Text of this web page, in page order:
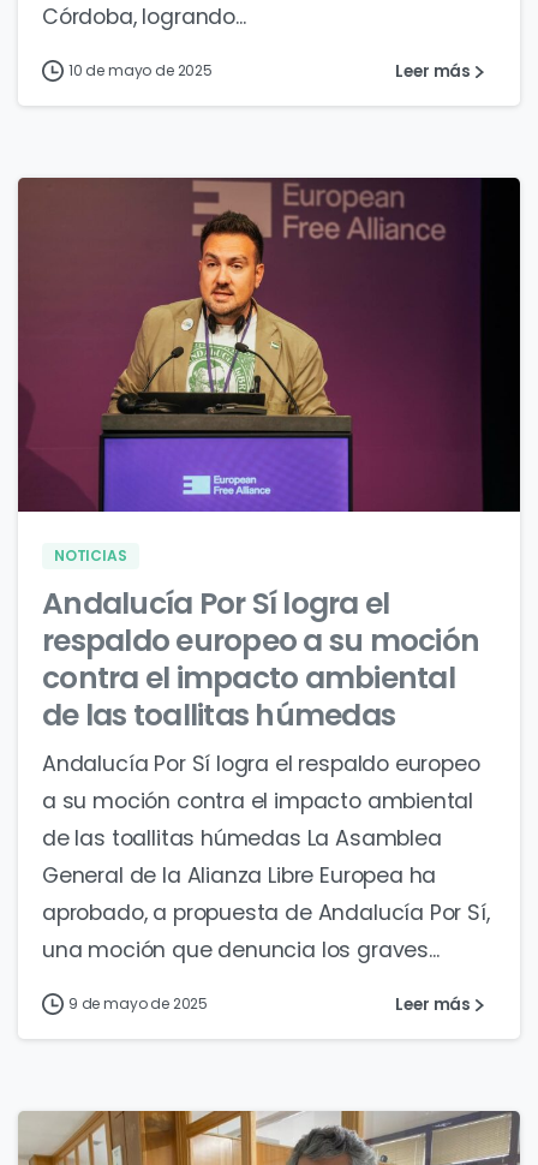
Córdoba, logrando...
10 de mayo de 2025 Leer más
NOTICIAS
Andalucía Por Sí logra el
respaldo europeo a su moción
contra el impacto ambiental
de las toallitas húmedas
Andalucía Por Sí logra el respaldo europeo
a su moción contra el impacto ambiental
de las toallitas húmedas La Asamblea
General de la Alianza Libre Europea ha
aprobado, a propuesta de Andalucía Por Sí,
una moción que denuncia los graves...
9 de mayo de 2025 Leer más